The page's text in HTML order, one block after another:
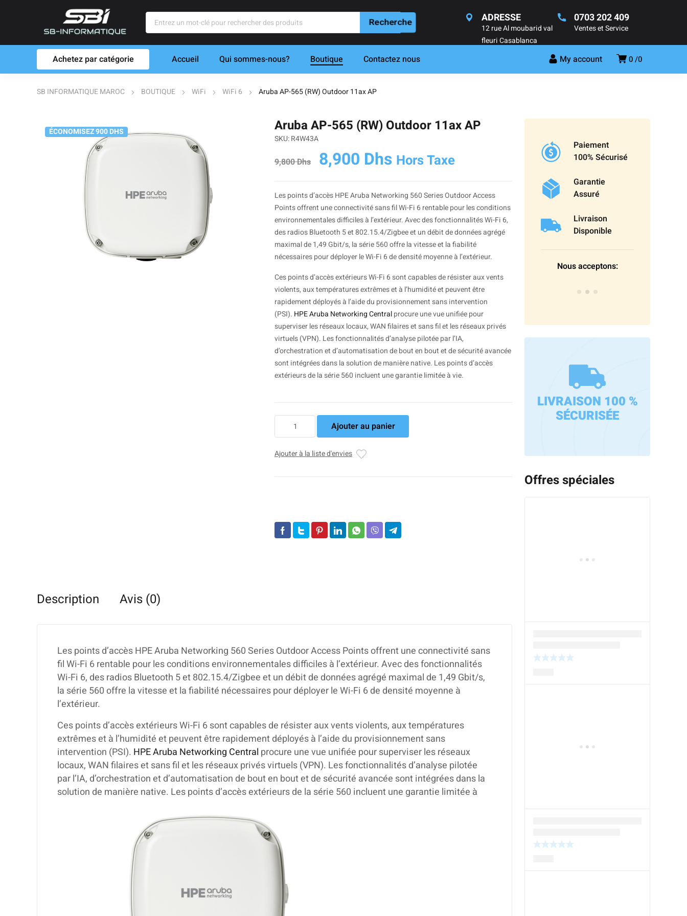
ADRESSE
12 rue Al moubarid val
fleuri Casablanca
0703 202 409
Ventes et Service
0 0
My account
Achetez par catégorie Accueil Qui sommes-nous? Boutique Contactez nous
SB INFORMATIQUE MAROC BOUTIQUE WiFi WiFi 6 Aruba AP-565 (RW) Outdoor 11ax AP
ÉCONOMISEZ 900 DHS Aruba AP-565 (RW) Outdoor 11ax AP
SKU: R4W43A
9,800Dhs Le
prix
initial
était :
9,800 Dhs.
8,900 DhsLe
actuel
est :
8,900 Dhs.
Hors Taxe
Les points d’accès HPE Aruba Networking 560 Series Outdoor Access
Points offrent une connectivité sans fil Wi-Fi 6 rentable pour les conditions
environnementales difficiles à l’extérieur. Avec des fonctionnalités Wi-Fi 6,
des radios Bluetooth 5 et 802.15.4/Zigbee et un débit de données agrégé
maximal de 1,49 Gbit/s, la série 560 offre la vitesse et la fiabilité
nécessaires pour déployer le Wi-Fi 6 de densité moyenne à l’extérieur.
Ces points d’accès extérieurs Wi-Fi 6 sont capables de résister aux vents
violents, aux températures extrêmes et à l’humidité et peuvent être
rapidement déployés à l’aide du provisionnement sans intervention
(PSI). HPE Aruba Networking Centralprocure une vue unifiée pour
superviser les réseaux locaux, WAN filaires et sans fil et les réseaux privés
virtuels (VPN). Les fonctionnalités d’analyse pilotée par l’IA,
d’orchestration et d’automatisation de bout en bout et de sécurité avancée
sont intégrées dans la solution de manière native. Les points d’accès
extérieurs de la série 560 incluent une garantie limitée à vie.
AP-
Ajouter au panier
Ajouter à la liste d'envies
Description Avis (0)
Les points d’accès HPE Aruba Networking 560 Series Outdoor Access Points offrent une connectivité sans
fil Wi-Fi 6 rentable pour les conditions environnementales difficiles à l’extérieur. Avec des fonctionnalités
Wi-Fi 6, des radios Bluetooth 5 et 802.15.4/Zigbee et un débit de données agrégé maximal de 1,49 Gbit/s,
la série 560 offre la vitesse et la fiabilité nécessaires pour déployer le Wi-Fi 6 de densité moyenne à
l’extérieur.
Ces points d’accès extérieurs Wi-Fi 6 sont capables de résister aux vents violents, aux températures
extrêmes et à l’humidité et peuvent être rapidement déployés à l’aide du provisionnement sans
intervention (PSI). HPE Aruba Networking Central procure une vue unifiée pour superviser les réseaux
locaux, WAN filaires et sans fil et les réseaux privés virtuels (VPN). Les fonctionnalités d’analyse pilotée
par l’IA, d’orchestration et d’automatisation de bout en bout et de sécurité avancée sont intégrées dans la
solution de manière native. Les points d’accès extérieurs de la série 560 incluent une garantie limitée à
Paiement
100% Sécurisé
Garantie
Assuré
Livraison
Disponible
Nous acceptons:
LIVRAISON 100 %
SÉCURISÉE
Offres spéciales